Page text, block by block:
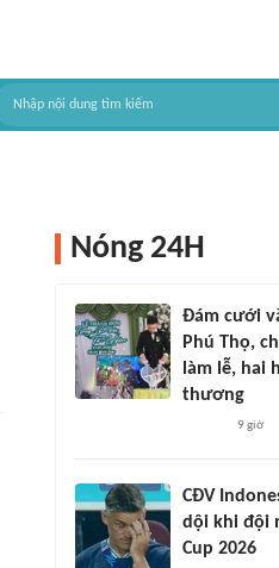
Nóng 24H
Đám cưới
Phú Thọ,
làm lễ, hai
thương
9 giờ
CĐV
dội khi đội
Cup 2026